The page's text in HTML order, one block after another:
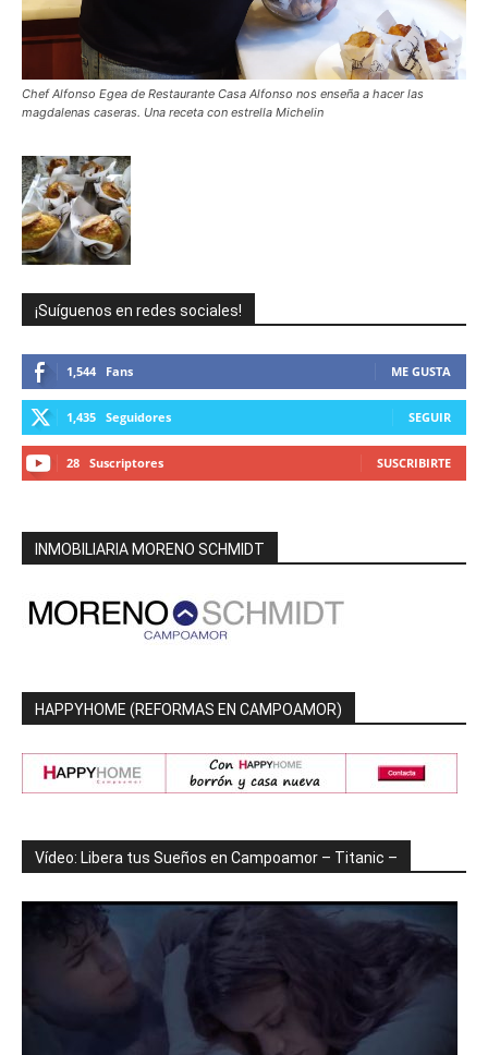
Chef Alfonso Egea de Restaurante Casa Alfonso nos enseña a hacer las
magdalenas caseras. Una receta con estrella Michelin
¡Suíguenos en redes sociales!
1,544 Fans ME GUSTA
1,435 Seguidores SEGUIR
28 Suscriptores SUSCRIBIRTE
INMOBILIARIA MORENO SCHMIDT
HAPPYHOME (REFORMAS EN CAMPOAMOR)
Vídeo: Libera tus Sueños en Campoamor – Titanic –